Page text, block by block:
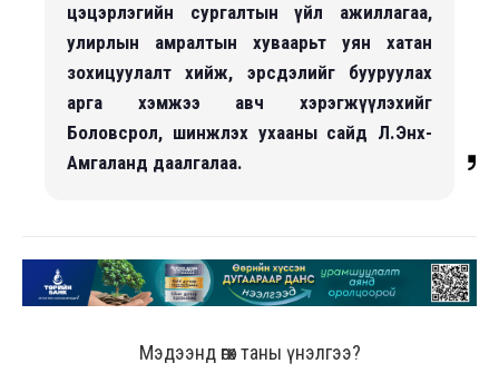
цэцэрлэгийн сургалтын үйл ажиллагаа,
улирлын амралтын хуваарьт уян хатан
зохицуулалт хийж, эрсдэлийг бууруулах
арга хэмжээ авч хэрэгжүүлэхийг
Боловсрол, шинжлэх ухааны сайд Л.Энх-
Амгаланд даалгалаа.
Мэдээнд өгөх таны үнэлгээ?